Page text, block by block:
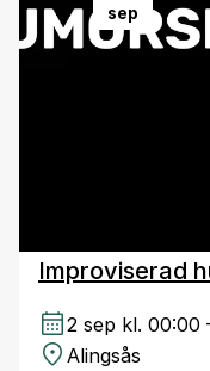
sep
Improviserad
2 sep kl. 00:00
Alingsås